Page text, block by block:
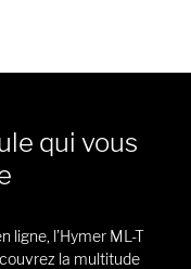
qui vous
ligne, l’Hymer ML-T
la multitude